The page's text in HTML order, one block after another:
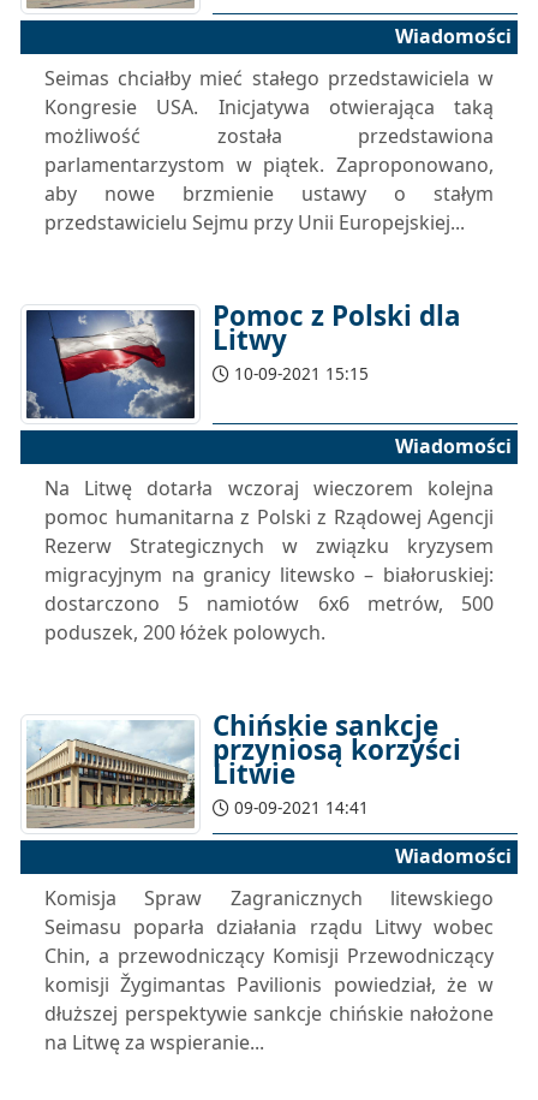
Wiadomości
Seimas chciałby mieć stałego przedstawiciela w
Kongresie USA. Inicjatywa otwierająca taką
możliwość została przedstawiona
parlamentarzystom w piątek. Zaproponowano,
aby nowe brzmienie ustawy o stałym
przedstawicielu Sejmu przy Unii Europejskiej...
Pomoc z Polski dla
Litwy
10-09-2021 15:15
Wiadomości
Na Litwę dotarła wczoraj wieczorem kolejna
pomoc humanitarna z Polski z Rządowej Agencji
Rezerw Strategicznych w związku kryzysem
migracyjnym na granicy litewsko – białoruskiej:
dostarczono 5 namiotów 6x6 metrów, 500
poduszek, 200 łóżek polowych.
Chińskie sankcje
przyniosą korzyści
Litwie
09-09-2021 14:41
Wiadomości
Komisja Spraw Zagranicznych litewskiego
Seimasu poparła działania rządu Litwy wobec
Chin, a przewodniczący Komisji Przewodniczący
komisji Žygimantas Pavilionis powiedział, że w
dłuższej perspektywie sankcje chińskie nałożone
na Litwę za wspieranie...